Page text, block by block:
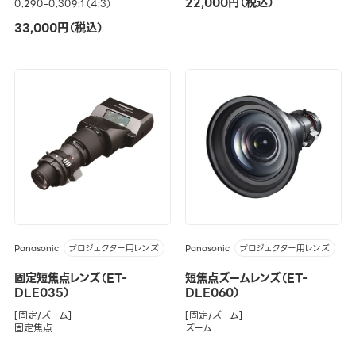
0.290–0.309:1（4:3）
33,000円（税込）
Panasonic プロジェクター用レンズ
固定短焦点レンズ（ET-
DLE035）
[固定/ズーム]
固定焦点
Panasonic プロジェクター用レンズ
短焦点ズームレンズ（ET-
DLE060）
[固定/ズーム]
ズーム